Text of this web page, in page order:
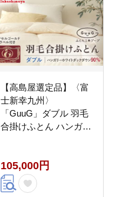
【高島屋選定品】〈富
士新幸九州〉
「GuuG」ダブル 羽毛
合掛けふとん ハンガリ
け 羽毛 布団 [JFJ055]
羽毛布団 100000
100000円 10万円
105,000円